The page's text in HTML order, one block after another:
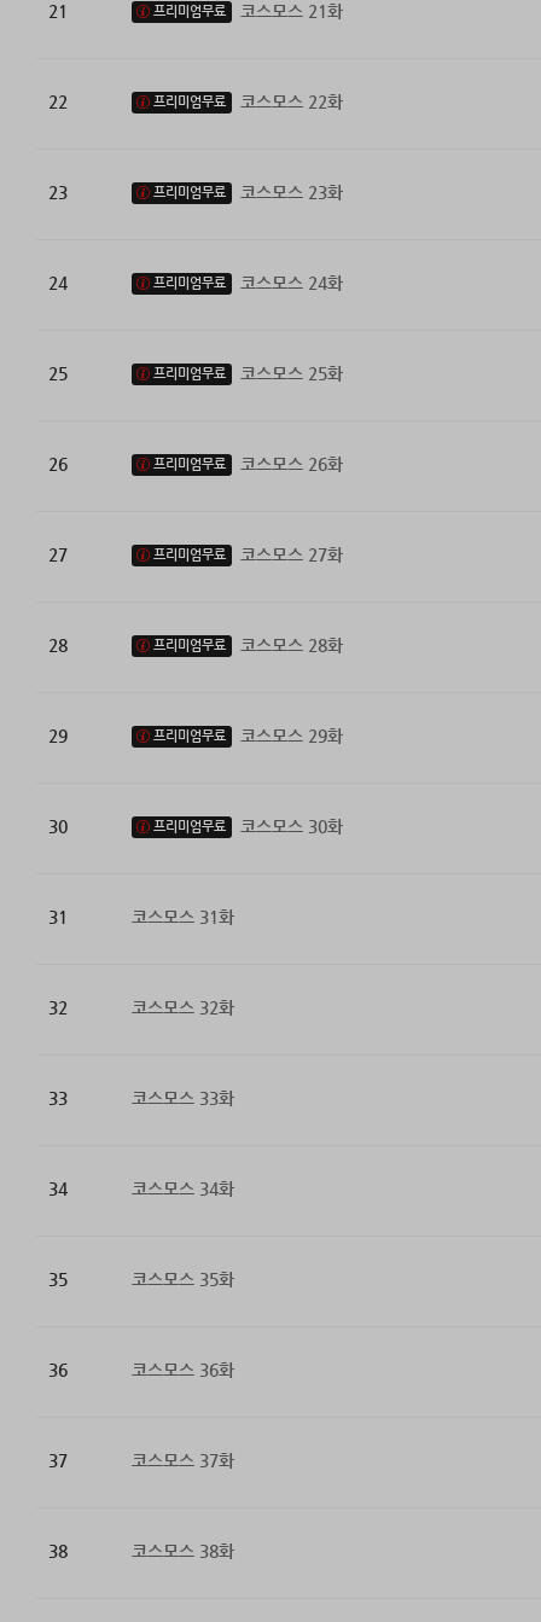
21 프리미엄무료 코스모스 21화
22 프리미엄무료 코스모스 22화
23 프리미엄무료 코스모스 23화
24 프리미엄무료 코스모스 24화
25 프리미엄무료 코스모스 25화
26 프리미엄무료 코스모스 26화
27 프리미엄무료 코스모스 27화
28 프리미엄무료 코스모스 28화
29 프리미엄무료 코스모스 29화
30 프리미엄무료 코스모스 30화
31 코스모스 31화
32 코스모스 32화
33 코스모스 33화
34 코스모스 34화
35 코스모스 35화
36 코스모스 36화
37 코스모스 37화
38 코스모스 38화